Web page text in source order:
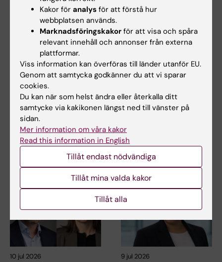
24 jul 2026
Två KI-forskare får
innovationsfinansieri
ng från Knut och
Alice Wallenbergs
Stiftelse
Professor Gonçalo Castelo-
Branco och professor Janne
15 jul 2026
Helena Karlström får
för forskning om ny
behandling vid
Helena Karlström, lektor och
docent vid Karolinska
Institutet, har…
10 jul 2026 9 jul 2026
Kakor för analys för att förstå hur
webbplatsen används.
Marknadsföringskakor för att visa och spåra
relevant innehåll och annonser från externa
plattformar.
Viss information kan överföras till länder utanför EU.
Genom att samtycka godkänner du att vi sparar
cookies.
Du kan när som helst ändra eller återkalla ditt
samtycke via kakikonen längst ned till vänster på
sidan.
Mer information om våra kakor
Read this information in English
Tillåt endast nödvändiga
Tillåt mina valda kakor
Tillåt alla